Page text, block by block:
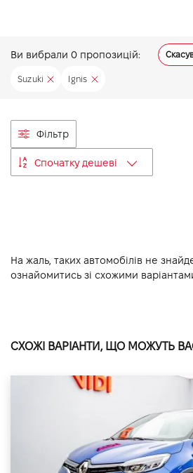
Ви вибрали 0 пропозицій:
Suzuki Ignis
Фільтр
Спочатку дешеві
На жаль, таких автомобілів не
ознайомитись зі схожими
СХОЖІ ВАРІАНТИ, ЩО МОЖУТЬ
Вакансії
VIDI Кар'єра
Контакти